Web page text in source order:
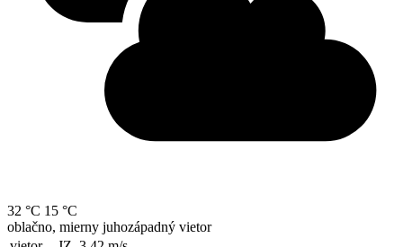
32 °C 15 °C
oblačno, mierny juhozápadný vietor